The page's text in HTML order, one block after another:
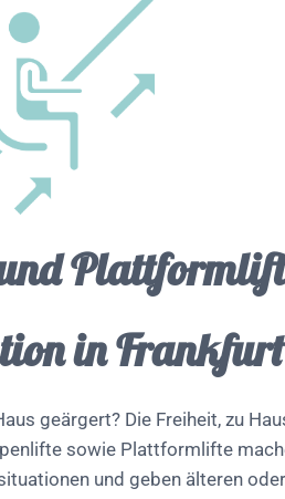
in
geärgert? Die Freiheit, zu
sowie Plattformlifte
und geben älteren